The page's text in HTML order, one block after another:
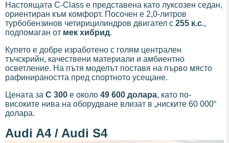
Настоящата C-Class е представена като луксозен седан,
ориентиран към комфорт. Посочен е 2,0-литров
турбобензинов четирицилиндров двигател с 255 к.с.,
подпомаган от мек хибрид.
Купето е добре изработено с голям централен
тъчскрийн, качествени материали и амбиентно
осветление. На пътя моделът поставя на първо място
рафинираността пред спортното усещане.
Цената за C 300 е около 49 600 долара, като по-
високите нива на оборудване влизат в „ниските 60 000“
долара.
Audi A4 / Audi S4